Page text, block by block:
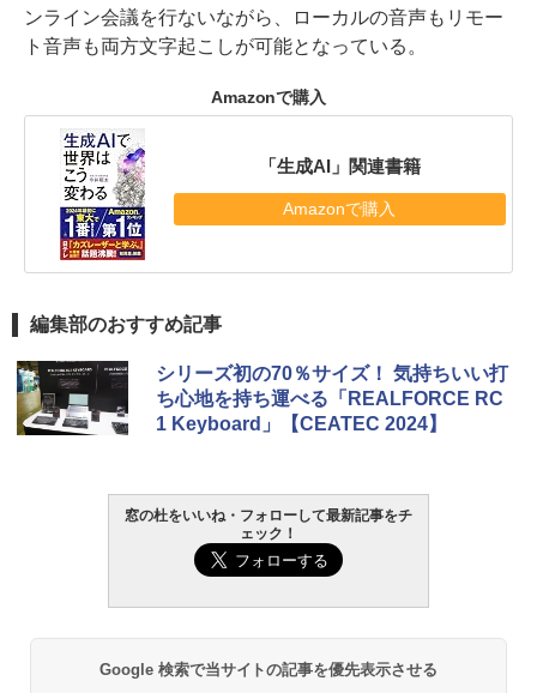
ンライン会議を行ないながら、ローカルの音声もリモー
ト音声も両方文字起こしが可能となっている。
Amazonで購入
「生成AI」関連書籍
Amazonで購入
編集部のおすすめ記事
シリーズ初の70％サイズ！ 気持ちいい打
ち心地を持ち運べる「REALFORCE RC
1 Keyboard」【CEATEC 2024】
窓の杜をいいね・フォローして最新記事をチ
ェック！
Google 検索で当サイトの記事を優先表示させる